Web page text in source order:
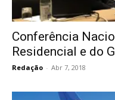
Conferência
Residencial e do
Redação - Abr 7, 2018